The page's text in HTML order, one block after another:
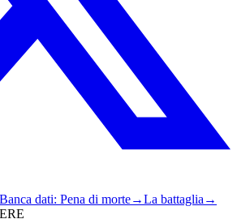
Banca dati: Pena di morte→La battaglia →